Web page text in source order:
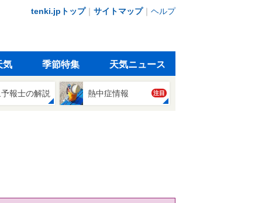
tenki.jpトップ｜ サイトマップ｜ ヘルプ
気 季節特集 天気ニュース
報士の解説 熱中症情報 注目